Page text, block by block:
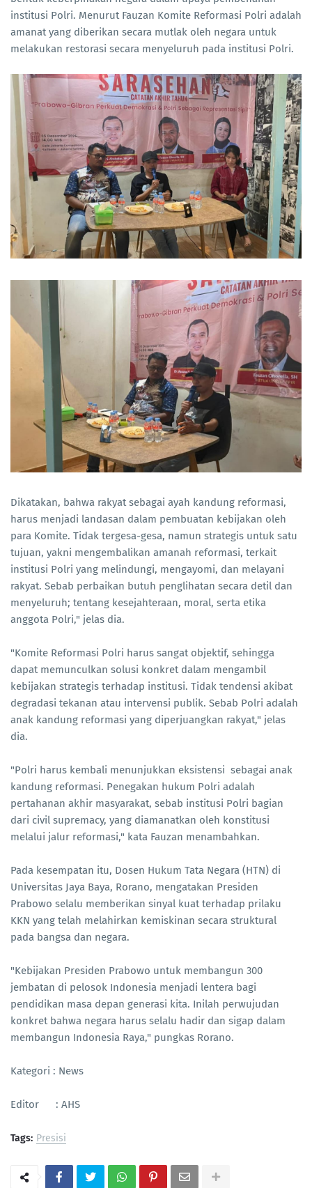
institusi Polri. Menurut Fauzan Komite Reformasi Polri adalah
amanat yang diberikan secara mutlak oleh negara untuk
melakukan restorasi secara menyeluruh pada institusi Polri.
Dikatakan, bahwa rakyat sebagai ayah kandung reformasi,
harus menjadi landasan dalam pembuatan kebijakan oleh
para Komite. Tidak tergesa-gesa, namun strategis untuk satu
tujuan, yakni mengembalikan amanah reformasi, terkait
institusi Polri yang melindungi, mengayomi, dan melayani
rakyat. Sebab perbaikan butuh penglihatan secara detil dan
menyeluruh; tentang kesejahteraan, moral, serta etika
anggota Polri," jelas dia.
"Komite Reformasi Polri harus sangat objektif, sehingga
dapat memunculkan solusi konkret dalam mengambil
kebijakan strategis terhadap institusi. Tidak tendensi akibat
degradasi tekanan atau intervensi publik. Sebab Polri adalah
anak kandung reformasi yang diperjuangkan rakyat," jelas
dia.
"Polri harus kembali menunjukkan eksistensi sebagai anak
kandung reformasi. Penegakan hukum Polri adalah
pertahanan akhir masyarakat, sebab institusi Polri bagian
dari civil supremacy, yang diamanatkan oleh konstitusi
melalui jalur reformasi," kata Fauzan menambahkan.
Pada kesempatan itu, Dosen Hukum Tata Negara (HTN) di
Universitas Jaya Baya, Rorano, mengatakan Presiden
Prabowo selalu memberikan sinyal kuat terhadap prilaku
KKN yang telah melahirkan kemiskinan secara struktural
pada bangsa dan negara.
"Kebijakan Presiden Prabowo untuk membangun 300
jembatan di pelosok Indonesia menjadi lentera bagi
pendidikan masa depan generasi kita. Inilah perwujudan
konkret bahwa negara harus selalu hadir dan sigap dalam
membangun Indonesia Raya," pungkas Rorano.
Kategori : News
Editor : AHS
Tags: Presisi